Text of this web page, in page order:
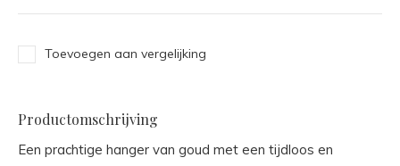
Toevoegen aan vergelijking
Productomschrijving
Een prachtige hanger van goud met een tijdloos en